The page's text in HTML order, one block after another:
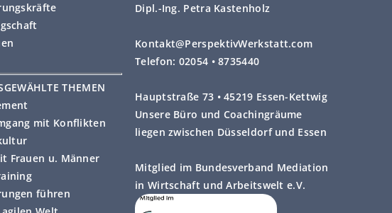
THEMEN
mit Konflikten
Frauen u. Männer
führen
Dipl.-Ing. Petra Kastenholz
Kontakt@PerspektivWerkstatt.com
Telefon: 02054 • 8735440
Hauptstraße 73 • 45219 Essen-Kettwig
Unsere Büro und Coachingräume
liegen zwischen Düsseldorf und Essen
Mitglied im Bundesverband Mediation
in Wirtschaft und Arbeitswelt e.V.